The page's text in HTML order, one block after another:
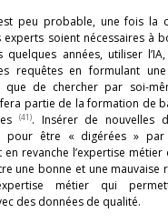
peu probable, une fois la
experts soient nécessaires à
quelques années, utiliser l’IA,
requêtes en formulant
que de chercher par soi-
partie de la formation de
(41). Insérer de nouvelles
pour être « digérées » par
en revanche l’expertise
une bonne et une mauvaise
métier qui
des données de qualité.